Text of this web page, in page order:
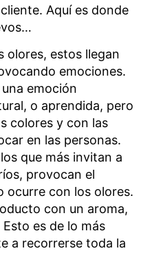
Aquí es donde
olores, estos llegan
emociones.
emoción
o aprendida, pero
colores y con las
en las personas.
que más invitan a
provocan el
ocurre con los olores.
con un aroma,
es de lo más
a recorrerse toda la